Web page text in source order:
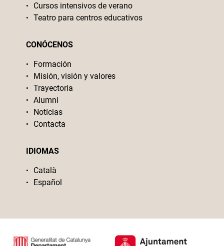
Cursos intensivos de verano
Teatro para centros educativos
CONÓCENOS
Formación
Misión, visión y valores
Trayectoria
Alumni
Notícias
Contacta
IDIOMAS
Català
Español